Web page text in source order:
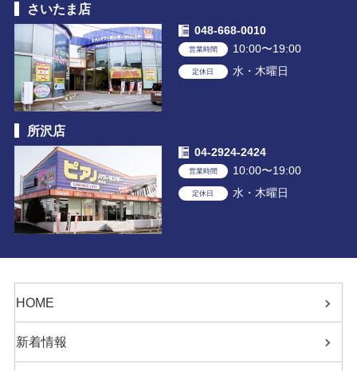
さいたま店
048-668-0010
営業時間 10:00〜19:00
定休日 水・木曜日
所沢店
04-2924-2424
営業時間 10:00〜19:00
定休日 水・木曜日
HOME
新着情報